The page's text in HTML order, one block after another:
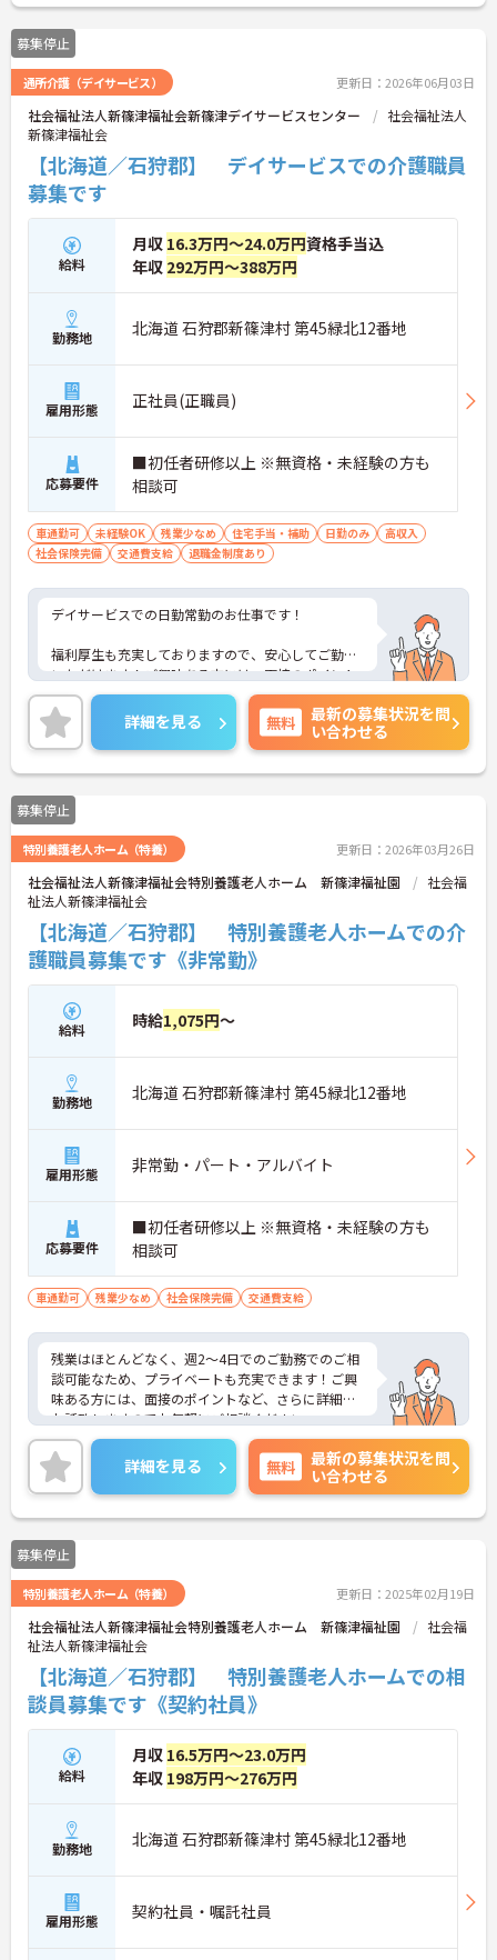
募集停止
通所介護（デイサービス） 更新日：2026年06月03日
社会福祉法人新篠津福祉会新篠津デイサービスセンター
社会福祉法人
新篠津福祉会
【北海道／石狩郡】 デイサービスでの介護職員
募集です
給料
月収 16.3万円～24.0万円資格手当込
年収 292万円～388万円
勤務地 北海道 石狩郡新篠津村 第45緑北12番地
雇用形態 正社員(正職員)
応募要件
■初任者研修以上 ※無資格・未経験の方も
相談可
車通勤可 未経験OK 残業少なめ 住宅手当・補助 日勤のみ
高収入
社会保険完備
交通費支給 退職金制度あり
デイサービスでの日勤常勤のお仕事です！
福利厚生も充実しておりますので、安心してご勤務
いただけます！ご興味ある方には、面接のポイント
など、さらに詳細をお話致しますのでお気軽にご相
談ください。詳細を見る 無料
最新の募集状況を問
い合わせる
募集停止
特別養護老人ホーム（特養） 更新日：2026年03月26日
社会福祉法人新篠津福祉会特別養護老人ホーム 新篠津福祉園
社会福
祉法人新篠津福祉会
【北海道／石狩郡】 特別養護老人ホームでの介
護職員募集です《非常勤》
給料 時給1,075円～
勤務地 北海道 石狩郡新篠津村 第45緑北12番地
雇用形態 非常勤・パート・アルバイト
応募要件
■初任者研修以上 ※無資格・未経験の方も
相談可
車通勤可 残業少なめ 社会保険完備 交通費支給
残業はほとんどなく、週2～4日でのご勤務でのご相
談可能なため、プライベートも充実できます！ご興
味ある方には、面接のポイントなど、さらに詳細を
お話致しますのでお気軽にご相談ください。
詳細を見る 無料
最新の募集状況を問
い合わせる
募集停止
特別養護老人ホーム（特養） 更新日：2025年02月19日
社会福祉法人新篠津福祉会特別養護老人ホーム 新篠津福祉園
社会福
祉法人新篠津福祉会
【北海道／石狩郡】 特別養護老人ホームでの相
談員募集です《契約社員》
給料
月収 16.5万円～23.0万円
年収 198万円～276万円
勤務地 北海道 石狩郡新篠津村 第45緑北12番地
雇用形態 契約社員・嘱託社員